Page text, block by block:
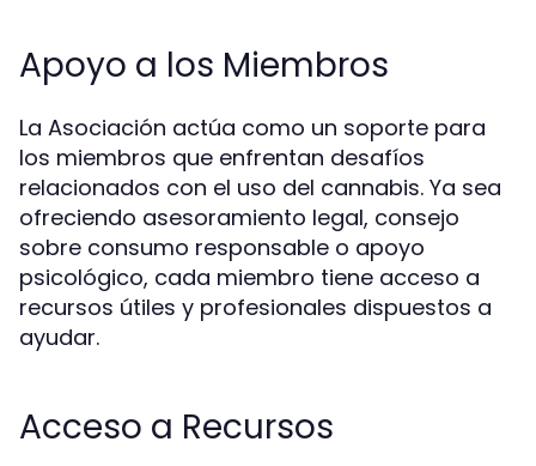
Apoyo a los Miembros
La Asociación actúa como un soporte para
los miembros que enfrentan desafíos
relacionados con el uso del cannabis. Ya sea
ofreciendo asesoramiento legal, consejo
sobre consumo responsable o apoyo
psicológico, cada miembro tiene acceso a
recursos útiles y profesionales dispuestos a
ayudar.
Acceso a Recursos